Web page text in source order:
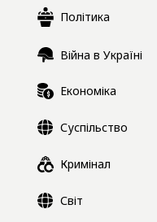
Політика
Війна в Україні
Економіка
Суспільство
Кримінал
Світ